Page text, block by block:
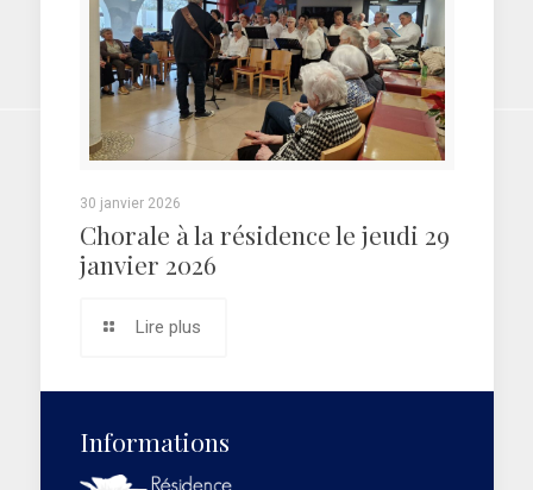
30 janvier 2026
Chorale à la résidence le jeudi 29
janvier 2026
Lire plus
Informations